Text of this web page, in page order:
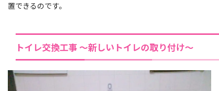
置できるのです。
トイレ交換工事 ～新しいトイレの取り付け～